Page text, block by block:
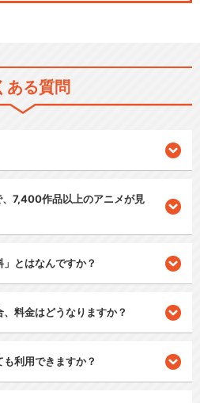
ある質問
7,400作品以上のアニメが見
」とはなんですか？
料金はどうなりますか？
利用できますか？